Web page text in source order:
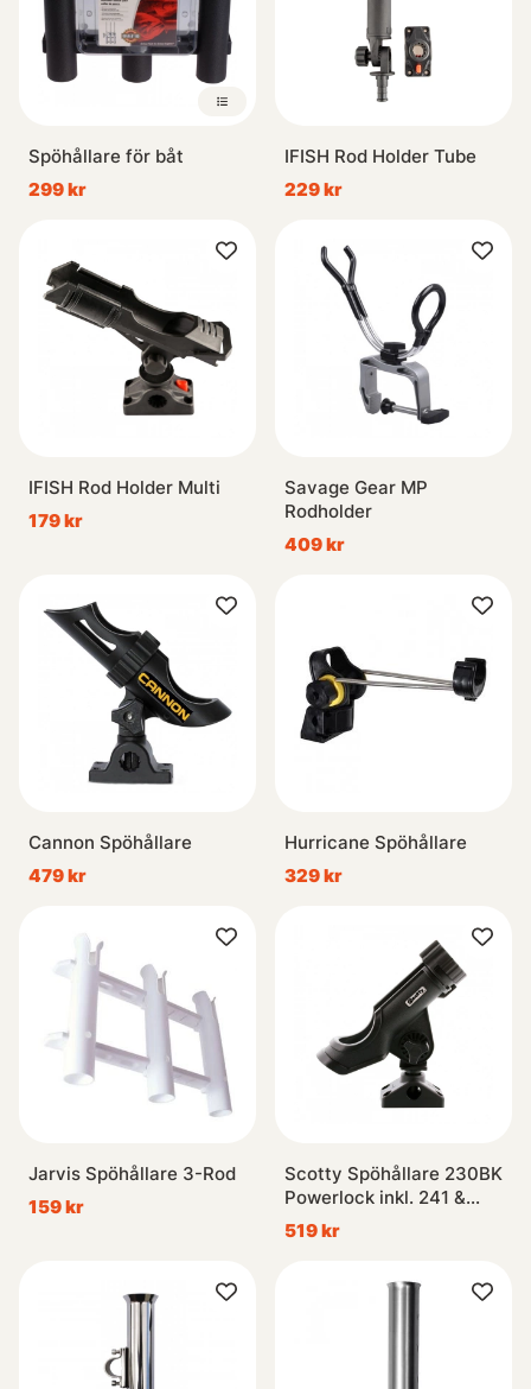
Spöhållare för båt
299 kr
IFISH Rod Holder Tube
229 kr
IFISH Rod Holder Multi
179 kr
Savage Gear MP
Rodholder
409 kr
Cannon Spöhållare
479 kr
Hurricane Spöhållare
329 kr
Jarvis Spöhållare 3-Rod
159 kr
Scotty Spöhållare 230BK
Powerlock inkl. 241 &
242
519 kr